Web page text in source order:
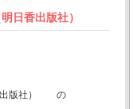
日香出版社）
出版社） の